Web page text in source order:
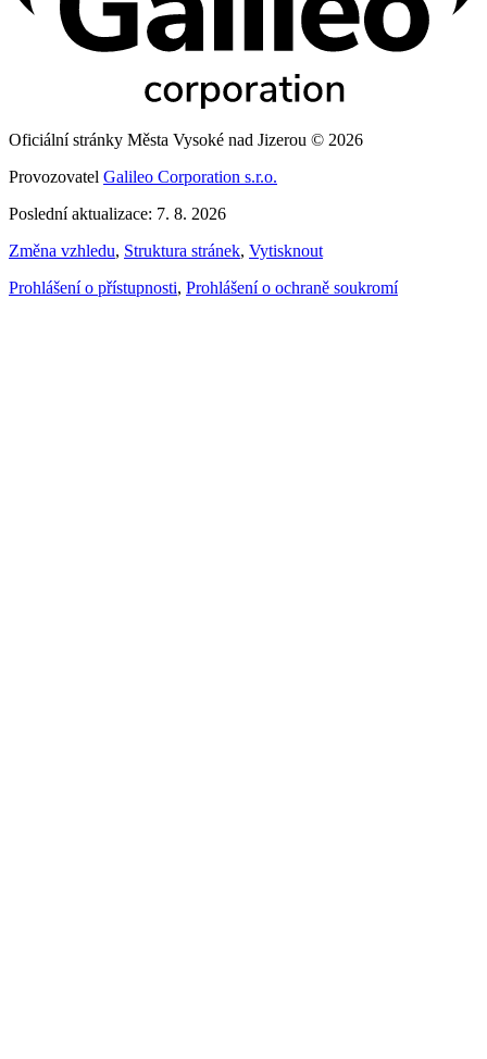
Oficiální stránky Města Vysoké nad Jizerou © 2026
Provozovatel Galileo Corporation s.r.o.
Poslední aktualizace: 7. 8. 2026
Změna vzhledu, Struktura stránek, Vytisknout
Prohlášení o přístupnosti, Prohlášení o ochraně soukromí